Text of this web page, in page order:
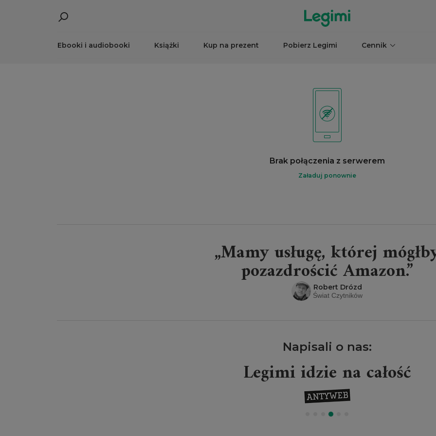
Ebooki i audiobooki Książki Kup na prezent Pobierz Legimi Cennik
Brak połączenia z serwerem
Załaduj ponownie
„Mamy usługę, której
pozazdrościć Amazon.”
Robert Drózd
Świat Czytników
Napisali o nas:
Legimi idzie na całość